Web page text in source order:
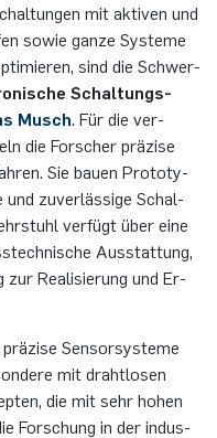
mit ak­ti­ven und
sowie ganze Sys­te­me
sind die Schwer­
Schal­tungs­
Musch. Für die ver­
die For­scher prä­zi­se
Sie bauen Pro­to­ty­
und zu­ver­läs­si­ge Schal­
ver­fügt über eine
Aus­stat­tung,
zur Rea­li­sie­rung und Er­
Sen­sor­sys­te­me
mit draht­lo­sen
die mit sehr hohen
For­schung in der in­dus­